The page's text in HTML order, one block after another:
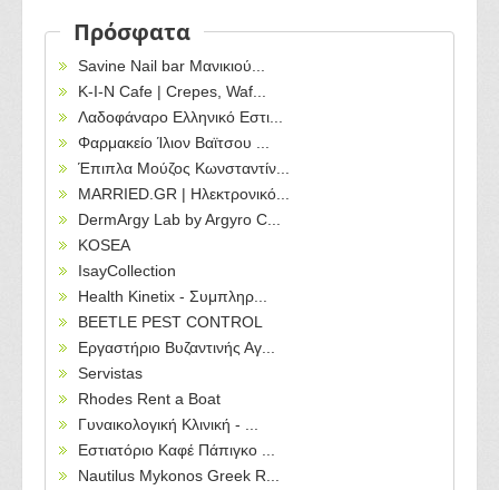
Πρόσφατα
Savine Nail bar Μανικιού...
Κ-Ι-Ν Cafe | Crepes, Waf...
Λαδοφάναρο Ελληνικό Εστι...
Φαρμακείο Ίλιον Βαϊτσου ...
Έπιπλα Μούζος Κωνσταντίν...
MARRIED.GR | Ηλεκτρονικό...
DermArgy Lab by Argyro C...
KOSEA
IsayCollection
Health Kinetix - Συμπληρ...
BEETLE PEST CONTROL
Εργαστήριο Βυζαντινής Αγ...
Servistas
Rhodes Rent a Boat
Γυναικολογική Κλινική - ...
Εστιατόριο Καφέ Πάπιγκο ...
Nautilus Mykonos Greek R...